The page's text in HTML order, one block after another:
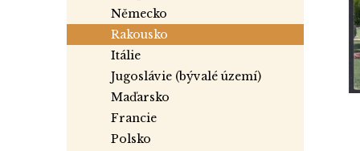
n
e
německo
rakousko
itálie
jugoslávie (bývalé území)
maďarsko
francie
polsko